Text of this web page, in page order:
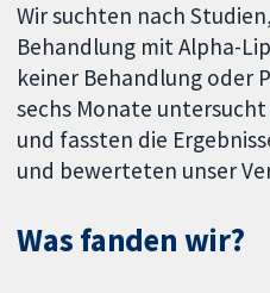
Wir suchten nach
Behandlung mit Alpha-
keiner Behandlung oder
sechs Monate
und fassten die
und bewerteten unser
Was fanden wir?